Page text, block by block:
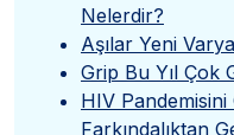
Nelerdir?
Aşılar Yeni
Grip Bu Yıl Çok
HIV
Farkındalıktan